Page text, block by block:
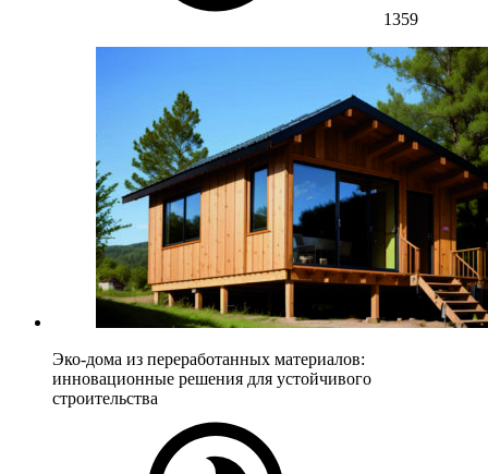
1359
Эко-дома из переработанных материалов:
инновационные решения для устойчивого
строительства